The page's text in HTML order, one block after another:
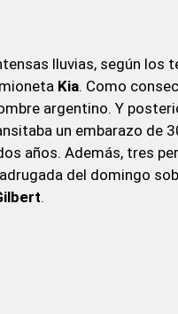
lluvias, según
Kia. Como
argentino. Y
un embarazo de
años. Además, tres
del domingo
.